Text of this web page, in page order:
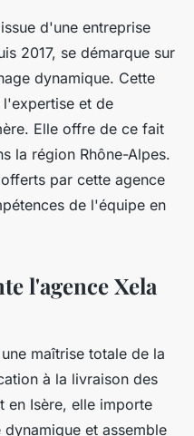
Xela
min de lecture
d'une entreprise
2017, se démarque sur
dynamique. Cette
et de
Elle offre de ce fait
la région Rhône-Alpes.
par cette agence
de l'équipe en
l'agence Xela
maîtrise totale de la
à la livraison des
en Isère, elle importe
et assemble